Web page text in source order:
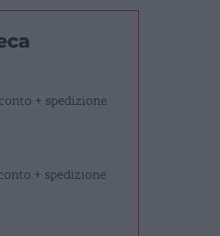
+ spedizione
+ spedizione